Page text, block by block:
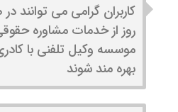
کاربران گرامی می توانند
روز از خدمات مشاوره
موسسه وکیل تلفنی با
بهره مند شوند